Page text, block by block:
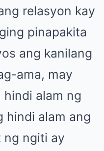
relasyon kay
pinapakita
ang kanilang
ama, may
hindi alam ng
hindi alam ang
ng ngiti ay